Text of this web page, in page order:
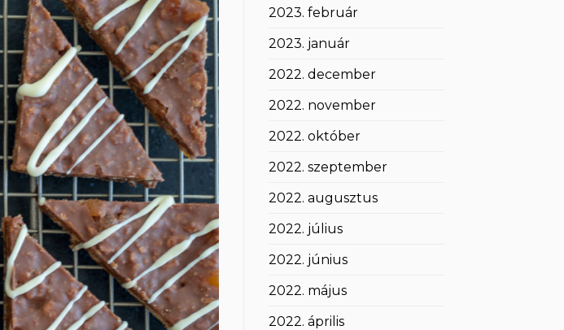
2023. február
2023. január
2022. december
2022. november
2022. október
2022. szeptember
2022. augusztus
2022. július
2022. június
2022. május
2022. április